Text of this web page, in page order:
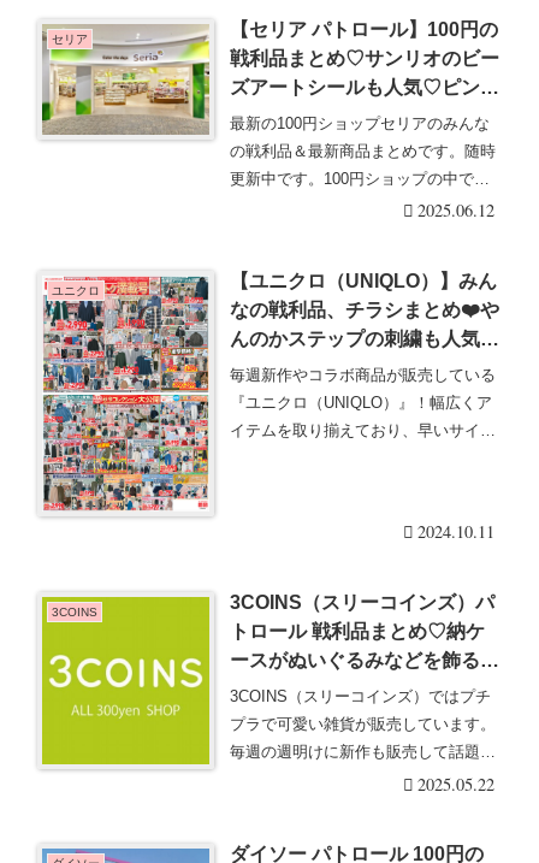
セリア
【セリア パトロール】100円の
戦利品まとめ♡サンリオのビー
ズアートシールも人気♡ピンク
のミニチュア畳も！2025/6/12
更新
最新の100円ショップセリアのみんな
の戦利品＆最新商品まとめです。随時
更新中です。100円ショップの中でも
品揃えが豊富♪・・・続きを読む2025.06.12
ユニクロ
【ユニクロ（UNIQLO）】みん
なの戦利品、チラシまとめ❤️や
んのかステップの刺繍も人気！
10/11発行
毎週新作やコラボ商品が販売している
『ユニクロ（UNIQLO）』！幅広くア
イテムを取り揃えており、早いサイク
2024.10.11
3COINS
3COINS（スリーコインズ）パ
トロール 戦利品まとめ♡納ケ
ースがぬいぐるみなどを飾るの
に大人気！2025/5/22更新
3COINS（スリーコインズ）ではプチ
プラで可愛い雑貨が販売しています。
毎週の週明けに新作も販売して話題
に！戦利品＆最新・・・続きを読む
2025.05.22
ダイソー パトロール 100円の